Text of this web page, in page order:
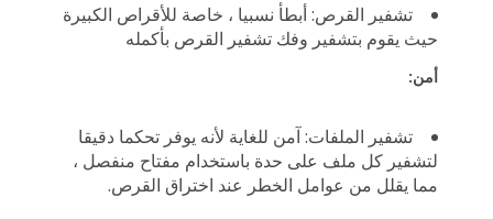
تشفير القرص: أبطأ نسبيا ، خاصة للأقراص الكبيرة
حيث يقوم بتشفير وفك تشفير القرص بأكمله
أمن:
تشفير الملفات: آمن للغاية لأنه يوفر تحكما دقيقا
لتشفير كل ملف على حدة باستخدام مفتاح منفصل ،
مما يقلل من عوامل الخطر عند اختراق القرص.